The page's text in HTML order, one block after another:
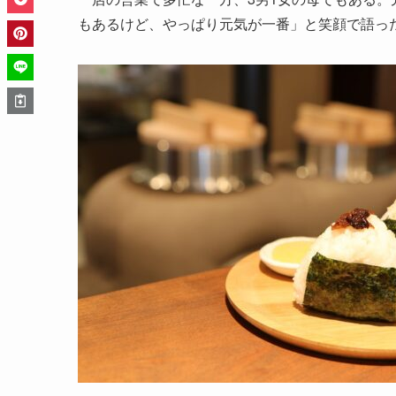
もあるけど、やっぱり元気が一番」と笑顔で語っ